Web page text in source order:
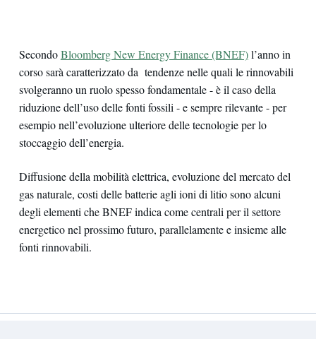
SecondoBloomberg New Energy Finance (BNEF)l’anno in
corso sarà caratterizzato da tendenze nelle quali le rinnovabili
svolgeranno un ruolo spesso fondamentale - è il caso della
riduzione dell’uso delle fonti fossili - e sempre rilevante - per
esempio nell’evoluzione ulteriore delle tecnologie per lo
stoccaggio dell’energia.
Diffusione della mobilità elettrica, evoluzione del mercato del
gas naturale, costi delle batterie agli ioni di litio sono alcuni
degli elementi che BNEF indica come centrali per il settore
energetico nel prossimo futuro, parallelamente e insieme alle
fonti rinnovabili.